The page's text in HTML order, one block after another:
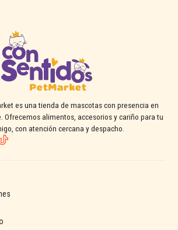
es una tienda de mascotas con presencia en
Ofrecemos alimentos, accesorios y cariño para tu
con atención cercana y despacho.